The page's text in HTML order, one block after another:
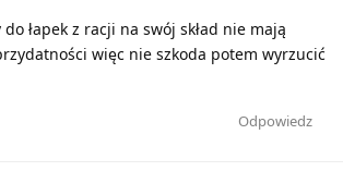
łapek z racji na swój skład nie mają
więc nie szkoda potem wyrzucić
Odpowiedz